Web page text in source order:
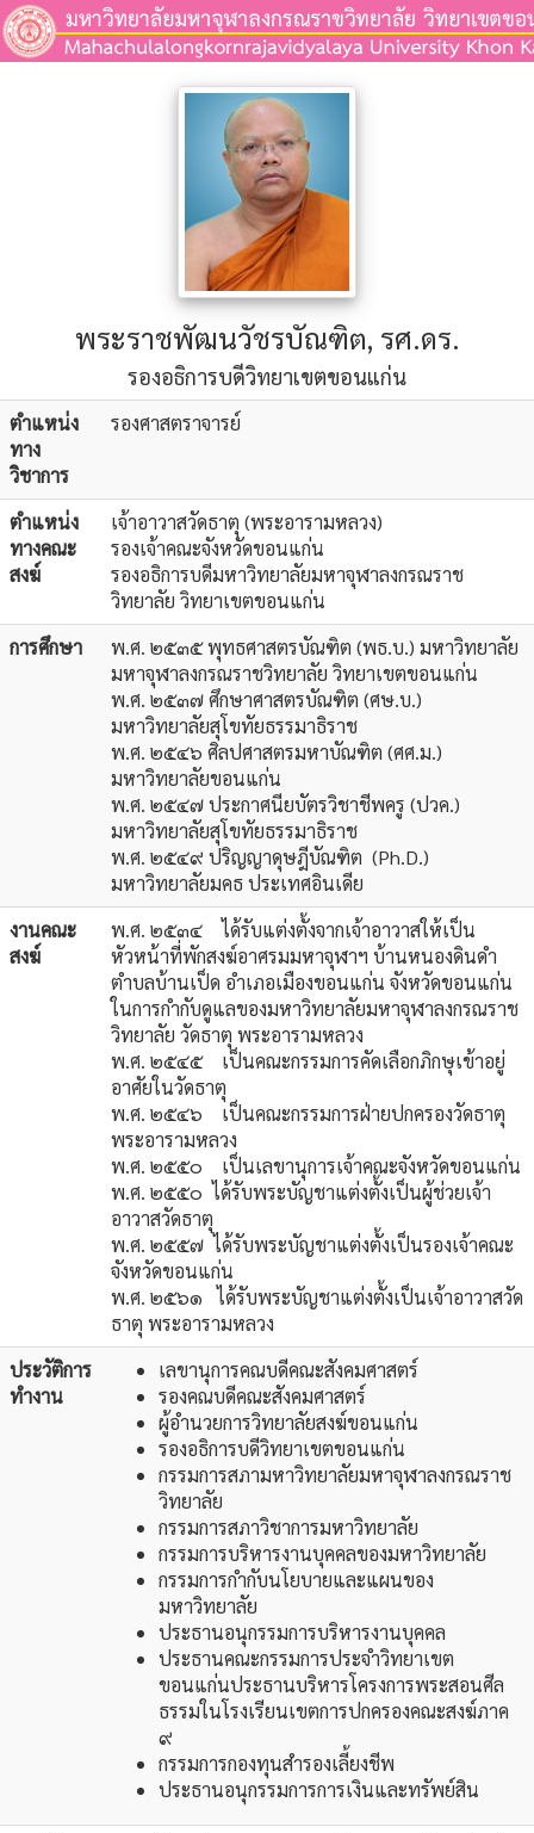
พระราชพัฒนวัชรบัณฑิต, รศ.ดร.
รองอธิการบดีวิทยาเขตขอนแก่น
ตำแหน่ง
ทาง
วิชาการ
รองศาสตราจารย์
ตำแหน่ง
ทางคณะ
สงฆ์
เจ้าอาวาสวัดธาตุ (พระอารามหลวง)
รองเจ้าคณะจังหวัดขอนแก่น
รองอธิการบดีมหาวิทยาลัยมหาจุฬาลงกรณราช
วิทยาลัย วิทยาเขตขอนแก่น
การศึกษา
พ.ศ. ๒๕๓๕ พุทธศาสตรบัณฑิต (พธ.บ.) มหาวิทยาลัย
มหาจุฬาลงกรณราชวิทยาลัย วิทยาเขตขอนแก่น
พ.ศ. ๒๕๓๗ ศึกษาศาสตรบัณฑิต (ศษ.บ.)
มหาวิทยาลัยสุโขทัยธรรมาธิราช
พ.ศ. ๒๕๔๖ ศิลปศาสตรมหาบัณฑิต (ศศ.ม.)
มหาวิทยาลัยขอนแก่น
พ.ศ. ๒๕๔๗ ประกาศนียบัตรวิชาชีพครู (ปวค.)
มหาวิทยาลัยสุโขทัยธรรมาธิราช
พ.ศ. ๒๕๔๙ ปริญญาดุษฎีบัณฑิต (Ph.D.)
มหาวิทยาลัยมคธ ประเทศอินเดีย
งานคณะ
สงฆ์
พ.ศ. ๒๕๓๔ ได้รับแต่งตั้งจากเจ้าอาวาสให้เป็น
หัวหน้าที่พักสงฆ์อาศรมมหาจุฬาฯ บ้านหนองดินดำ
ตำบลบ้านเป็ด อำเภอเมืองขอนแก่น จังหวัดขอนแก่น
ในการกำกับดูแลของมหาวิทยาลัยมหาจุฬาลงกรณราช
วิทยาลัย วัดธาตุ พระอารามหลวง
พ.ศ. ๒๕๔๕ เป็นคณะกรรมการคัดเลือกภิกษุเข้าอยู่
อาศัยในวัดธาตุ
พ.ศ. ๒๕๔๖ เป็นคณะกรรมการฝ่ายปกครองวัดธาตุ
พระอารามหลวง
พ.ศ. ๒๕๕๐ เป็นเลขานุการเจ้าคณะจังหวัดขอนแก่น
พ.ศ. ๒๕๕๐ ได้รับพระบัญชาแต่งตั้งเป็นผู้ช่วยเจ้า
อาวาสวัดธาตุ
พ.ศ. ๒๕๕๗ ได้รับพระบัญชาแต่งตั้งเป็นรองเจ้าคณะ
จังหวัดขอนแก่น
พ.ศ. ๒๕๖๑ ได้รับพระบัญชาแต่งตั้งเป็นเจ้าอาวาสวัด
ธาตุ พระอารามหลวง
ประวัติการ
ทำงาน
เลขานุการคณบดีคณะสังคมศาสตร์
รองคณบดีคณะสังคมศาสตร์
ผู้อำนวยการวิทยาลัยสงฆ์ขอนแก่น
รองอธิการบดีวิทยาเขตขอนแก่น
กรรมการสภามหาวิทยาลัยมหาจุฬาลงกรณราช
วิทยาลัย
กรรมการสภาวิชาการมหาวิทยาลัย
กรรมการบริหารงานบุคคลของมหาวิทยาลัย
กรรมการกำกับนโยบายและแผนของ
มหาวิทยาลัย
ประธานอนุกรรมการบริหารงานบุคคล
ประธานคณะกรรมการประจำวิทยาเขต
ขอนแก่นประธานบริหารโครงการพระสอนศีล
ธรรมในโรงเรียนเขตการปกครองคณะสงฆ์ภาค
๙
กรรมการกองทุนสำรองเลี้ยงชีพ
ประธานอนุกรรมการการเงินและทรัพย์สิน